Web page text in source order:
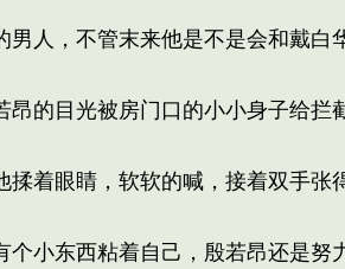
人，不管末来他是不是会和戴白
的目光被房门口的小小身子给拦
着眼睛，软软的喊，接着双手张
小东西粘着自己，殷若昂还是努